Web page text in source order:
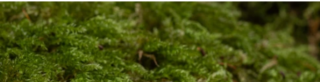
DIREKT ZU DEN PRODUKTINFORMATIONEN